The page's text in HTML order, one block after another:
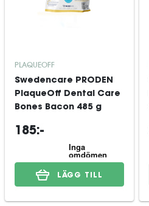
PLAQUEOFF
Swedencare PRODEN
PlaqueOff Dental Care
Bones Bacon 485 g
185:-
LÄGG TILL